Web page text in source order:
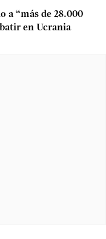
a “más de 28.000
en Ucrania